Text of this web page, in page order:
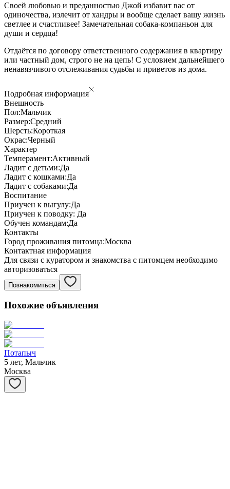
Своей любовью и преданностью Джой избавит вас от
одиночества, излечит от хандры и вообще сделает вашу жизнь
светлее и счастливее! Замечательная собака-компаньон для
души и сердца!
Отдаётся по договору ответственного содержания в квартиру
или частный дом, строго не на цепь! С условием дальнейшего
ненавязчивого отслеживания судьбы и приветов из дома.
Подробная информация
Внешность
Пол:Мальчик
Размер:Средний
Шерсть:Короткая
Окрас:Черный
Характер
Темперамент:Активный
Ладит с детьми:Да
Ладит с кошками:Да
Ладит с собаками:Да
Воспитание
Приучен к выгулу:Да
Приучен к поводку: Да
Обучен командам:Да
Контакты
Город проживания питомца:Москва
Контактная информация
Для связи с куратором и знакомства с питомцем необходимо
авторизоваться
Познакомиться
Похожие объявления
Потапыч
5 лет, Мальчик
Москва